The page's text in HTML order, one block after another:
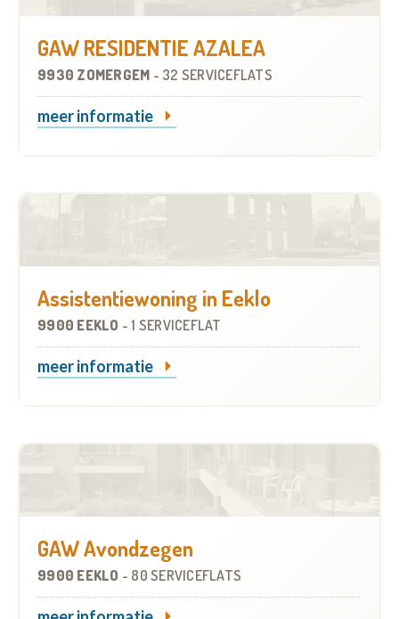
GAW RESIDENTIE AZALEA
9930 ZOMERGEM - 32 SERVICEFLATS
meer informatie
Assistentiewoning in Eeklo
9900 EEKLO -1 SERVICEFLAT
meer informatie
GAW Avondzegen
9900 EEKLO - 80 SERVICEFLATS